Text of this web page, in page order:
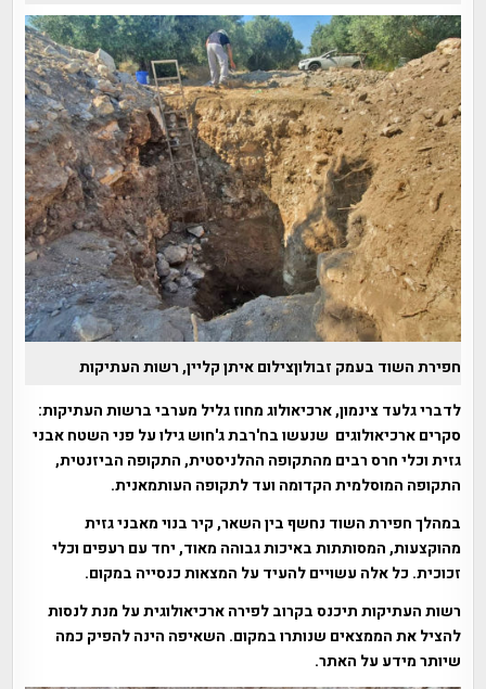
חפירת השוד בעמק זבולוןצילום איתן קליין, רשות העתיקות
לדברי גלעד צינמון, ארכיאולוג מחוז גליל מערבי ברשות העתיקות:
סקרים ארכיאולוגים שנעשו בח'רבת ג'חוש גילו על פני השטח אבני
גזית וכלי חרס רבים מהתקופה ההלניסטית, התקופה הביזנטית,
התקופה המוסלמית הקדומה ועד לתקופה העותמאנית.
במהלך חפירת השוד נחשף בין השאר, קיר בנוי מאבני גזית
מהוקצעות, המסותתות באיכות גבוהה מאוד, יחד עם רעפים וכלי
זכוכית. כל אלה עשויים להעיד על המצאות כנסייה במקום.
רשות העתיקות תיכנס בקרוב לפירה ארכיאולוגית על מנת לנסות
להציל את הממצאים שנותרו במקום. השאיפה הינה להפיק כמה
שיותר מידע על האתר.